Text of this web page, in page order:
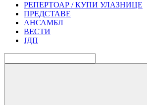
РЕПЕРТОАР / КУПИ УЛАЗНИЦЕ
ПРЕДСТАВЕ
АНСАМБЛ
ВЕСТИ
ЈДП